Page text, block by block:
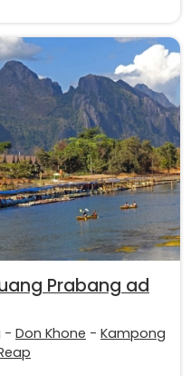
Prabang ad
- Don Khone - Kampong